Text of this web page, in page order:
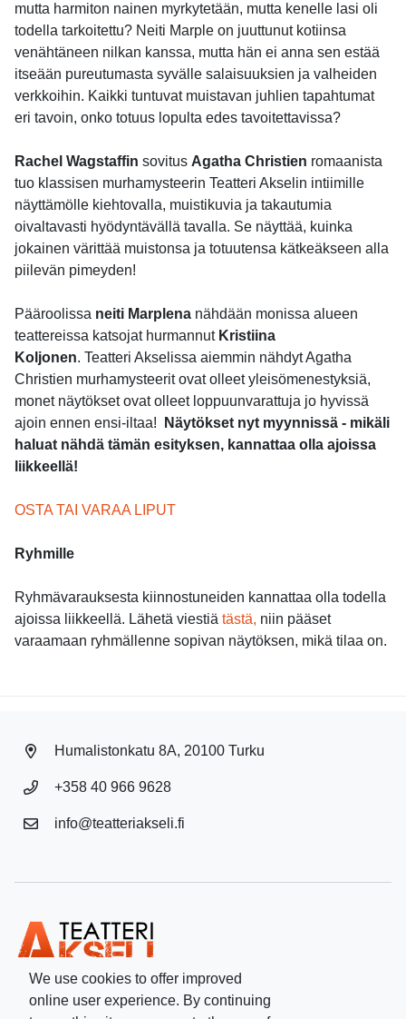
We use cookies to offer improved
online user experience. By continuing
mutta harmiton nainen myrkytetään, mutta kenelle lasi oli
todella tarkoitettu? Neiti Marple on juuttunut kotiinsa
venähtäneen nilkan kanssa, mutta hän ei anna sen estää
itseään pureutumasta syvälle salaisuuksien ja valheiden
verkkoihin. Kaikki tuntuvat muistavan juhlien tapahtumat
eri tavoin, onko totuus lopulta edes tavoitettavissa?
Rachel Wagstaffin sovitus Agatha Christien romaanista
tuo klassisen murhamysteerin Teatteri Akselin intiimille
näyttämölle kiehtovalla, muistikuvia ja takautumia
oivaltavasti hyödyntävällä tavalla. Se näyttää, kuinka
jokainen värittää muistonsa ja totuutensa kätkeäkseen alla
piilevän pimeyden!
Pääroolissa neiti Marplena nähdään monissa alueen
teattereissa katsojat hurmannut Kristiina
Koljonen. Teatteri Akselissa aiemmin nähdyt Agatha
Christien murhamysteerit ovat olleet yleisömenestyksiä,
monet näytökset ovat olleet loppuunvarattuja jo hyvissä
ajoin ennen ensi-iltaa!
Näytökset nyt myynnissä - mikäli
haluat nähdä tämän esityksen, kannattaa olla ajoissa
liikkeellä!
OSTA TAI VARAA LIPUT
Ryhmille
Ryhmävarauksesta kiinnostuneiden kannattaa olla todella
ajoissa liikkeellä. Lähetä viestiä tästä, niin pääset
varaamaan ryhmällenne sopivan näytöksen, mikä tilaa on.
Humalistonkatu 8A, 20100 Turku
+358 40 966 9628
info@teatteriakseli.fi